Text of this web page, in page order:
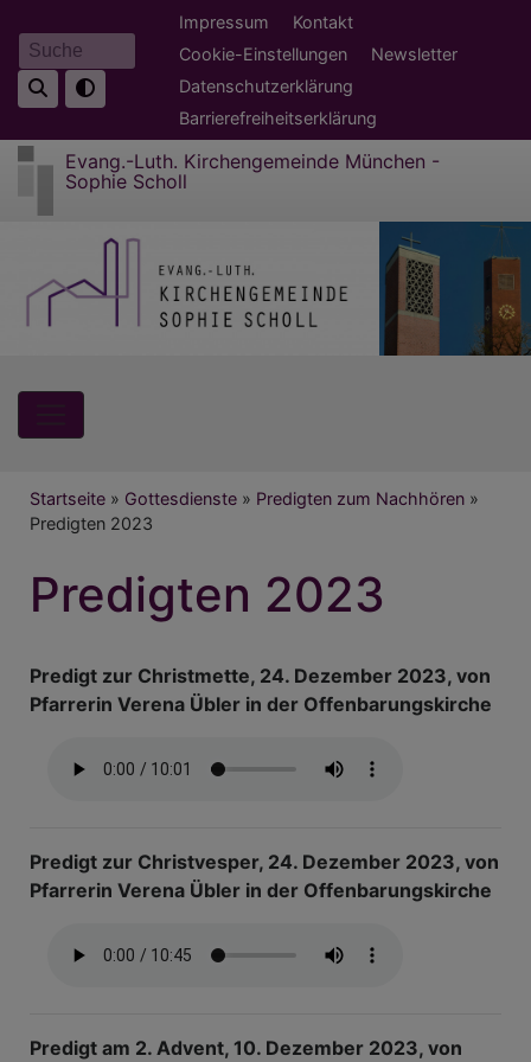
zum
Inhalt
Suche
Fußbereichsmenü
Impressum
Kontakt
Cookie-Einstellungen
Newsletter
Datenschutzerklärung
Barrierefreiheitserklärung
Evang.-Luth. Kirchengemeinde München -
Sophie Scholl
Breadcrumb
Startseite Gottesdienste
Predigten zum Nachhören
Predigten 2023
Predigten 2023
Predigt zur Christmette, 24. Dezember 2023, von
Pfarrerin Verena Übler in der Offenbarungskirche
Predigt zur Christvesper, 24. Dezember 2023, von
Pfarrerin Verena Übler in der Offenbarungskirche
Predigt am 2. Advent, 10. Dezember 2023, von